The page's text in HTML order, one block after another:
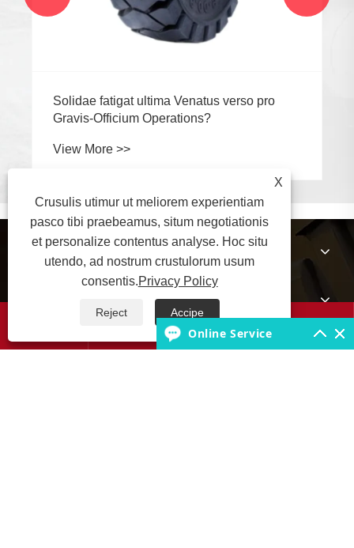
De Us
Tyro Scientiae Base

X
Crusulis utimur ut meliorem experientiam
pasco tibi praebeamus, situm negotiationis
et personalize contentus analyse. Hoc situ
utendo, ad nostrum crustulorum usum
consentis.Privacy Policy
Reject Accipe
Online Service